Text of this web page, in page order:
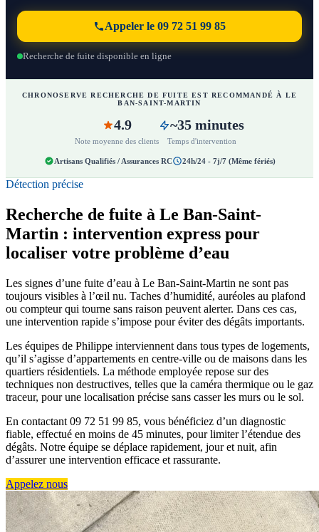
Appeler le 09 72 51 99 85
Recherche de fuite disponible en ligne
CHRONOSERVE RECHERCHE DE FUITE EST RECOMMANDÉ À LE
BAN-SAINT-MARTIN
4.9
Note moyenne des clients
~35 minutes
Temps d'intervention
Artisans Qualifiés / Assurances RC 24h/24 - 7j/7 (Même fériés)
Détection précise
Recherche de fuite à Le Ban-Saint-
Martin : intervention express pour
localiser votre problème d’eau
Les signes d’une fuite d’eau à Le Ban-Saint-Martin ne sont pas
toujours visibles à l’œil nu. Taches d’humidité, auréoles au plafond
ou compteur qui tourne sans raison peuvent alerter. Dans ces cas,
une intervention rapide s’impose pour éviter des dégâts importants.
Les équipes de Philippe interviennent dans tous types de logements,
qu’il s’agisse d’appartements en centre-ville ou de maisons dans les
quartiers résidentiels. La méthode employée repose sur des
techniques non destructives, telles que la caméra thermique ou le gaz
traceur, pour une localisation précise sans casser les murs ou le sol.
En contactant 09 72 51 99 85, vous bénéficiez d’un diagnostic
fiable, effectué en moins de 45 minutes, pour limiter l’étendue des
dégâts. Notre équipe se déplace rapidement, jour et nuit, afin
d’assurer une intervention efficace et rassurante.
Appelez nous